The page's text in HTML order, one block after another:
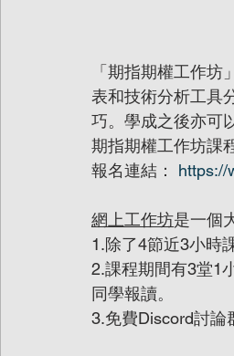
「期指期權工作
表和技術分析工具
巧。學成之後亦可
期指期權工作坊課
報名連結： https://
網上工作坊是一個
1.除了4節近3小時
2.課程期間有3堂1
同學報讀。
3.免費Discord討論